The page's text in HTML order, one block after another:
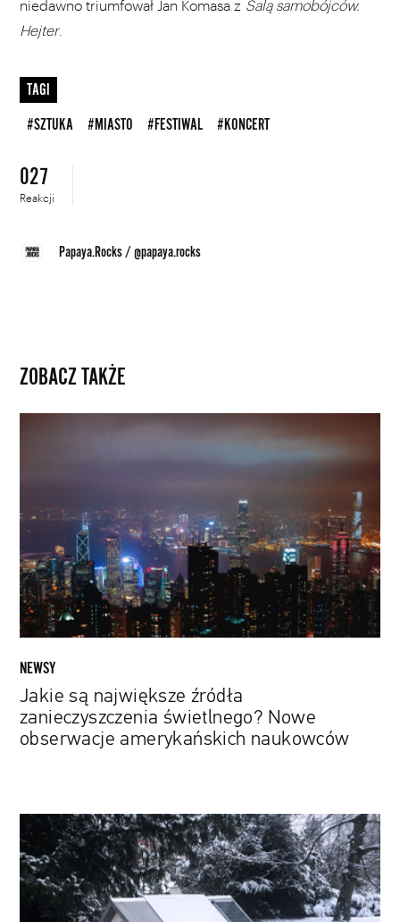
niedawno triumfował Jan Komasa z Salą samobójców.
Hejter.
TAGI
#SZTUKA #MIASTO #FESTIWAL #KONCERT
027
Reakcji
Papaya.Rocks /@papaya.rocks
ZOBACZ TAKŻE
świetlnego?
Nowe
obserwacje
amerykańskich
naukowców
NEWSY
Jakie są największe źródła
zanieczyszczenia świetlnego? Nowe
obserwacje amerykańskich naukowców
niemieckim
mieście
Ulm